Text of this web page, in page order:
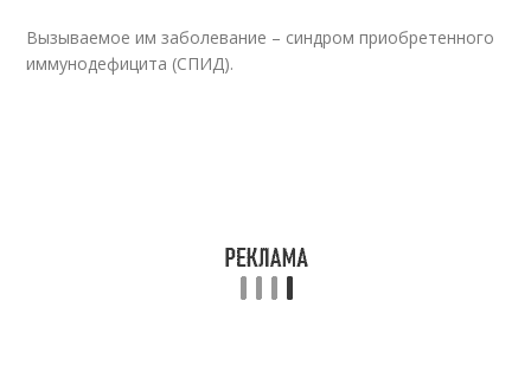
Вызываемое им заболевание – синдром приобретенного
иммунодефицита (СПИД).